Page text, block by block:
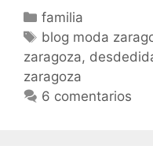
Categorías
familia
Etiquetas
blog moda
zaragoza,
zaragoza
6 comentarios